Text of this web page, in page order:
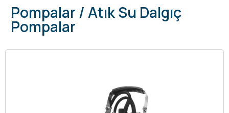
Pompalar / Atık Su Dalgıç
Pompalar